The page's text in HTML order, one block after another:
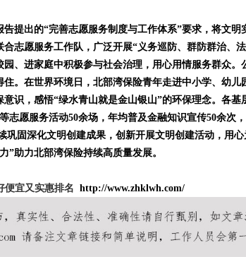
出的“完善志愿服务制度与工作体系”要求，将文明
合志愿服务工作队，广泛开展“义务巡防、群防群治、
、进家庭中积极参与社会治理，用心用情服务群众
住。在世界环境日，北部湾保险青年走进中小学、幼
识，感悟“绿水青山就是金山银山”的环保理念。各基
志愿服务活动50余场，年均普及金融知识宣传50余次
深化文明创建成果，创新开展文明创建活动，用心
”助力北部湾保险持续高质量发展。
便宜又实惠排名 http://www.zhklwh.com/